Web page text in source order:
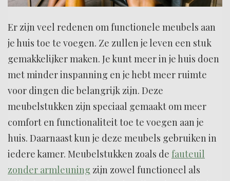
Er zijn veel redenen om functionele meubels aan
je huis toe te voegen. Ze zullen je leven een stuk
gemakkelijker maken. Je kunt meer in je huis doen
met minder inspanning en je hebt meer ruimte
voor dingen die belangrijk zijn. Deze
meubelstukken zijn speciaal gemaakt om meer
comfort en functionaliteit toe te voegen aan je
huis. Daarnaast kun je deze meubels gebruiken in
iedere kamer. Meubelstukken zoals de fauteuil
zonder armleuning zijn zowel functioneel als